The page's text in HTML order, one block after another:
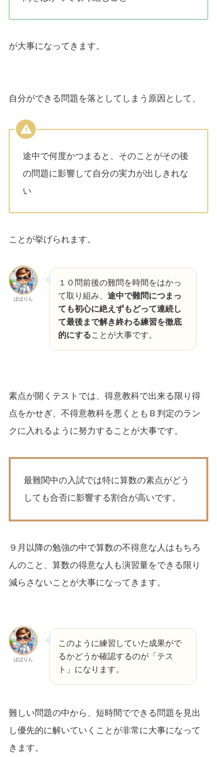
が大事になってきます。
自分ができる問題を落としてしまう原因として、
途中で何度かつまると、そのことがその後
の問題に影響して自分の実力が出しきれな
い
ことが挙げられます。
ぱぱりん
１０問前後の難問を時間をはかっ
て取り組み、 途中で難問につまっ
ても初心に絶えずもどって連続し
て最後まで解き終わる練習を徹底
的にすることが大事です。
素点が開くテストでは、得意教科で出来る限り得
点をかせぎ、不得意教科を悪くともＢ判定のラン
クに入れるように努力することが大事です。
最難関中の入試では特に算数の素点がどう
しても合否に影響する割合が高いです。
９月以降の勉強の中で算数の不得意な人はもちろ
んのこと、算数の得意な人も演習量をできる限り
減らさないことが大事になってきます。
ぱぱりん
このように練習していた成果がで
るかどうか確認するのが「テス
ト」になります。
難しい問題の中から、短時間でできる問題を見出
し優先的に解いていくことが非常に大事になって
きます。